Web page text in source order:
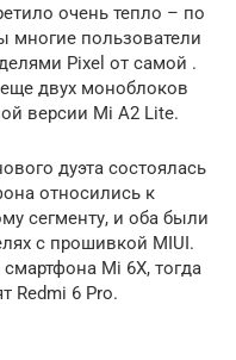
очень тепло – по
многие пользователи
Pixel от самой .
двух моноблоков
версии Mi A2 Lite.
дуэта состоялась
относились к
сегменту, и оба были
с прошивкой MIUI.
Mi 6X, тогда
Redmi 6 Pro.